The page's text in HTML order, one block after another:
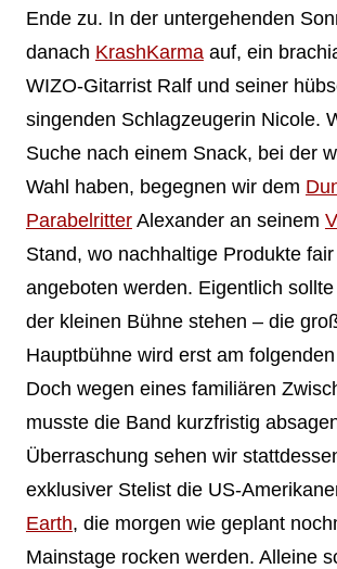
Ende zu. In der untergehenden
danach KrashKarmaauf, ein
WIZO-Gitarrist Ralf und seiner
singenden Schlagzeugerin Nicole.
Suche nach einem Snack, bei der
Wahl haben, begegnen wir dem
ParabelritterAlexander an seinem
Stand, wo nachhaltige Produkte
angeboten werden. Eigentlich
der kleinen Bühne stehen – die
Hauptbühne wird erst am
Doch wegen eines familiären
musste die Band kurzfristig
Überraschung sehen wir
exklusiver Stelist die US-
Earth, die morgen wie geplant
Mainstage rocken werden. Alleine